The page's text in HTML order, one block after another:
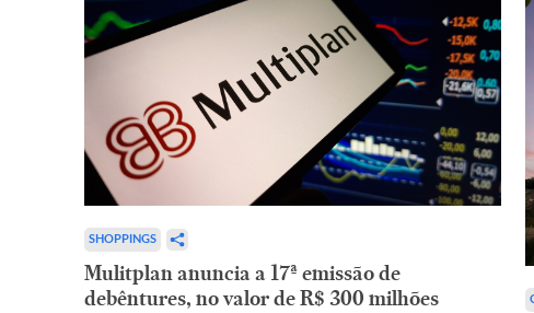
SHOPPINGS
Mulitplan anuncia a 17ª emissão de
debêntures, no valor de R$ 300 milhões